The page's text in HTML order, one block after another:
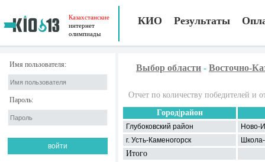
Казахстанские
интернет
олимпиады
КИО Результаты
Имя пользователя:
Пароль:
Выбор области - Восточно-
Отчет по количеству победителей и
Город|район
Глубоковский район
Ново-
г. Усть-Каменогорск
Итого